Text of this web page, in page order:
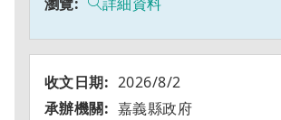
2026/8/2
嘉義縣政府